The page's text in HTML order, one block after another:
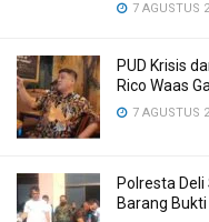
7 AGUSTUS
PUD Krisis
Rico Waas
7 AGUSTUS
Polresta
Barang